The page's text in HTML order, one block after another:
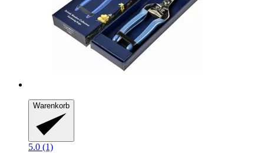
Warenkorb
5.0 (1)